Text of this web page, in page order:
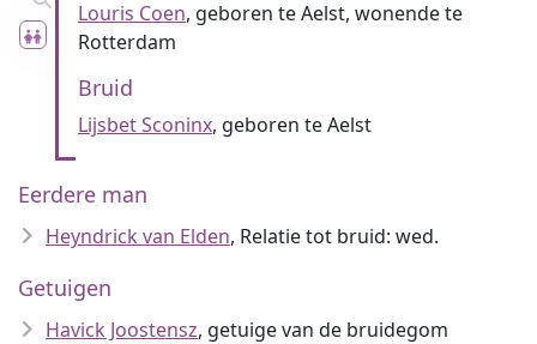
Louris Coen, geboren te Aelst, wonende te
Rotterdam
Bruid
Lijsbet Sconinx, geboren te Aelst
Eerdere man
Heyndrick van Elden, Relatie tot bruid: wed.
Getuigen
Havick Joostensz, getuige van de bruidegom